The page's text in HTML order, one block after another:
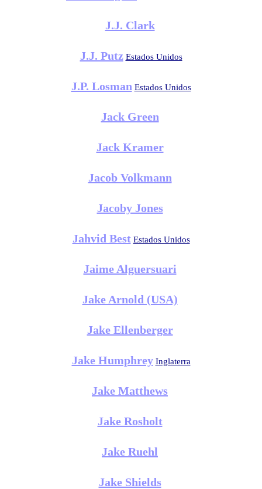
J.J. Clark
J.J. Putz Estados Unidos
J.P. Losman Estados Unidos
Jack Green
Jack Kramer
Jacob Volkmann
Jacoby Jones
Jahvid Best Estados Unidos
Jaime Alguersuari
Jake Arnold (USA)
Jake Ellenberger
Jake Humphrey Inglaterra
Jake Matthews
Jake Rosholt
Jake Ruehl
Jake Shields